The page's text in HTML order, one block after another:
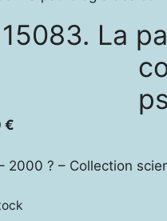
15083. La
€
2000 ? – Collection